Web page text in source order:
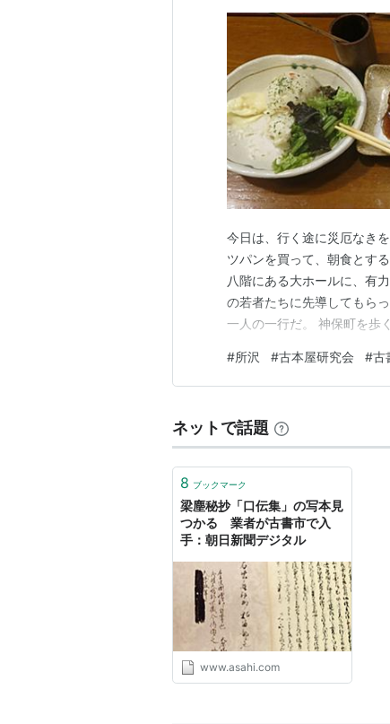
今日は、行く途に災厄なき
ツパンを買って、朝食とす
八階にある大ホールに、有
の若者たちに先導してもら
一人の一行だ。 神保町を歩
学という趣が強くなる。今
専念する気分となる。 なに
#所沢 #古本屋研究会 #古
ネットで話題
8 ブックマーク
梁塵秘抄「口伝集」の写本見
つかる 業者が古書市で入
手：朝日新聞デジタル
www.asahi.com